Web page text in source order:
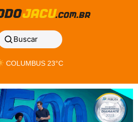
Buscar
COLUMBUS 23°C